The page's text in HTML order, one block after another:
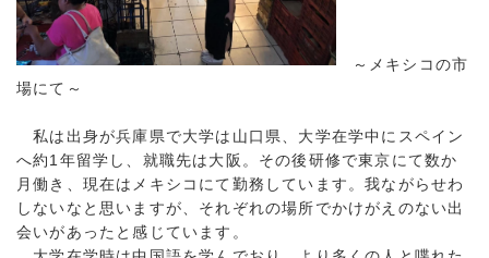
～メキシコの市
場にて～
私は出身が兵庫県で大学は山口県、大学在学中にスペイン
へ約1年留学し、就職先は大阪。その後研修で東京にて数か
月働き、現在はメキシコにて勤務しています。我ながらせわ
しないなと思いますが、それぞれの場所でかけがえのない出
会いがあったと感じています。